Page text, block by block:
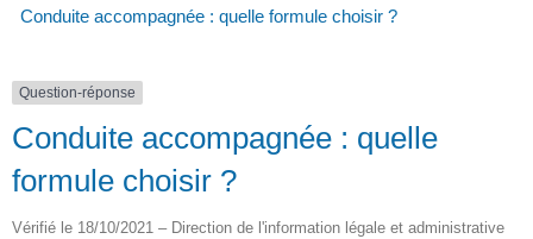
Conduite accompagnée : quelle formule choisir ?
Question-réponse
Conduite accompagnée : quelle
formule choisir ?
Vérifié le 18/10/2021 – Direction de l'information légale et administrative